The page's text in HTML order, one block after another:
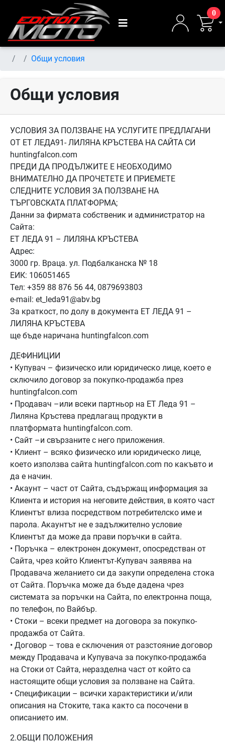
0
Общи условия
Общи условия
УСЛОВИЯ ЗА ПОЛЗВАНЕ НА УСЛУГИТЕ ПРЕДЛАГАНИ
ОТ ЕТ ЛЕДА91- ЛИЛЯНА КРЪСТЕВА НА САЙТА СИ
huntingfalcon.com
ПРЕДИ ДА ПРОДЪЛЖИТЕ Е НЕОБХОДИМО
ВНИМАТЕЛНО ДА ПРОЧЕТЕТЕ И ПРИЕМЕТЕ
СЛЕДНИТЕ УСЛОВИЯ ЗА ПОЛЗВАНЕ НА
ТЪРГОВСКАТА ПЛАТФОРМА;
Данни за фирмата собственик и администратор на
Сайта:
ЕТ ЛЕДА 91 – ЛИЛЯНА КРЪСТЕВА
Адрес:
3000 гр. Враца. ул. Подбалканска № 18
ЕИК: 106051465
Тел: +359 88 876 56 44, 0879693803
e-mail: et_leda91@abv.bg
За краткост, по долу в документа ЕТ ЛЕДА 91 –
ЛИЛЯНА КРЪСТЕВА
ще бъде наричана huntingfalcon.com
ДЕФИНИЦИИ
• Купувач – физическо или юридическо лице, което е
сключило договор за покупко-продажба през
huntingfalcon.com
• Продавач –или всеки партньор на ЕТ Леда 91 –
Лиляна Кръстева предлагащ продукти в
платформата huntingfalcon.com.
• Сайт –и свързаните с него приложения.
• Клиент – всяко физическо или юридическо лице,
което използва сайта huntingfalcon.com по какъвто и
да е начин.
• Акаунт – част от Сайта, съдържащ информация за
Клиента и история на неговите действия, в която част
Клиентът влиза посредством потребителско име и
парола. Акаунтът не е задължително условие
Клиентът да може да прави поръчки в сайта.
• Поръчка – електронен документ, опосредстван от
Сайта, чрез който Клиентът-Купувач заявява на
Продавача желанието си да закупи определена стока
от Сайта. Поръчка може да бъде дадена чрез
системата за поръчки на Сайта, по електронна поща,
по телефон, по Вайбър.
• Стоки – всеки предмет на договора за покупко-
продажба от Сайта.
• Договор – това е сключения от разстояние договор
между Продавача и Купувача за покупко-продажба
на Стоки от Сайта, неразделна част от който са
настоящите общи условия за ползване на Сайта.
• Спецификации – всички характеристики и/или
описания на Стоките, така както са посочени в
описанието им.
2.ОБЩИ ПОЛОЖЕНИЯ